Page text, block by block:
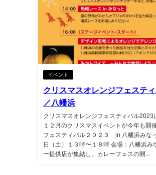
イベント
クリスマスオレンジフェステ
／八幡浜
クリスマスオレンジフェスティバル
１２月のクリスマスイベントが今年も開
フェスティバル２０２３ in 八幡浜みな
日（土）１３時〜１８時 会場：八幡浜
ー提供店が集結し、カレーフェスの開...